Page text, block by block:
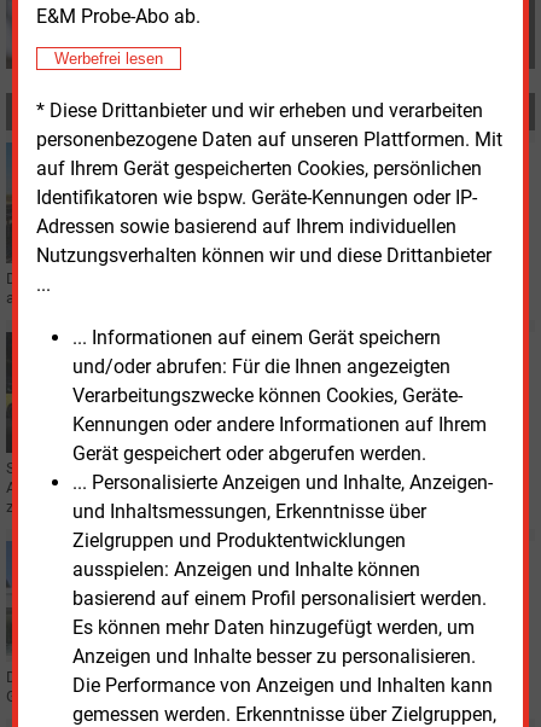
E&M Probe-Abo ab.
Werbefrei lesen
* Diese Drittanbieter und wir erheben und verarbeiten
personenbezogene Daten auf unseren Plattformen. Mit
auf Ihrem Gerät gespeicherten Cookies, persönlichen
Identifikatoren wie bspw. Geräte-Kennungen oder IP-
Adressen sowie basierend auf Ihrem individuellen
Nutzungsverhalten können wir und diese Drittanbieter
...
... Informationen auf einem Gerät speichern
und/oder abrufen: Für die Ihnen angezeigten
Verarbeitungszwecke können Cookies, Geräte-
Kennungen oder andere Informationen auf Ihrem
Gerät gespeichert oder abgerufen werden.
... Personalisierte Anzeigen und Inhalte, Anzeigen-
und Inhaltsmessungen, Erkenntnisse über
Zielgruppen und Produktentwicklungen
ausspielen: Anzeigen und Inhalte können
basierend auf einem Profil personalisiert werden.
Es können mehr Daten hinzugefügt werden, um
Anzeigen und Inhalte besser zu personalisieren.
Die Performance von Anzeigen und Inhalten kann
gemessen werden. Erkenntnisse über Zielgruppen,
MEHR ZUM THEMA
PHOTOVOLTAIK
Neuer Solarpark im Tagebau Hambach
Der RWE-Konzern baut sein grünes Portfolio im Rheinischen Revier weiter
aus. Im Tagebach Hambach soll eine neue Photovoltaikanlage entstehen.
Mittwoch, 30.11.2022, 09:09
STROMNETZ
E-Autos liefern Regelenergie im Praxistest
Sechs E-Autos der Marke Honda haben beim Übertragungsnetzbetreiber
Amprion die Zulassung für die Bereitstellung von Regelenergie erhalten. Und
zwar in der Königsklasse.
Donnerstag, 10.11.2022, 16:24
BILANZ
RWE verdient ausgezeichnet
Der RWE-Konzern verzeichnet in den ersten neun Monaten einen
Gewinnsprung um fast zwei Milliarden Euro.